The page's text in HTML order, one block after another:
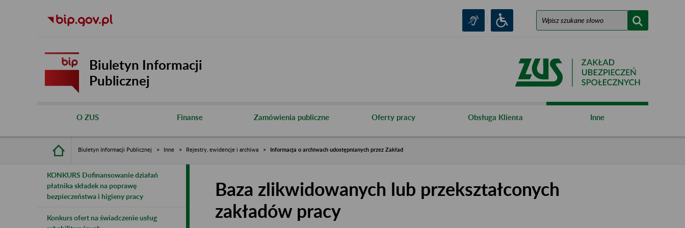
Biuletyn Informacji
Publicznej
O ZUS Finanse Zamówienia publiczne Oferty pracy Obsługa Klienta Inne
Biuletyn Informacji Publicznej Inne Rejestry, ewidencje i archiwa Informacja o archiwach udostępnianych przez Zakład
KONKURS Dofinansowanie działań
płatnika składek na poprawę
bezpieczeństwa i higieny pracy
Konkurs ofert na świadczenie usług
Baza zlikwidowanych lub przekształconych
zakładów pracy